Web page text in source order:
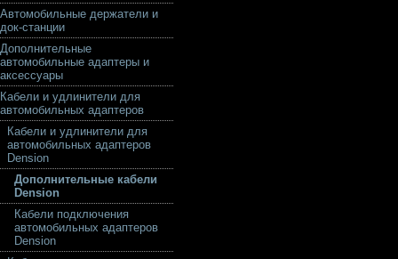
Автомобильные держатели и
док-станции
Дополнительные
автомобильные адаптеры и
аксессуары
Кабели и удлинители для
автомобильных адаптеров
Кабели и удлинители для
автомобильных адаптеров
Dension
Дополнительные кабели
Dension
Кабели подключения
автомобильных адаптеров
Dension